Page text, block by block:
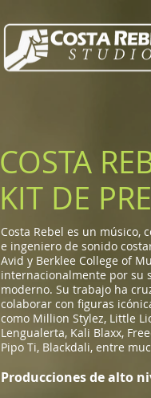
COSTA
KIT DE
Costa Rebel es un músico,
e ingeniero de sonido
Avid y Berklee College of
internacionalmente por su
moderno. Su trabajo ha
colaborar con figuras
como Million Stylez, Little
Lengualerta, Kali Blaxx,
Pipo Ti, Blackdali, entre
Producciones de alto